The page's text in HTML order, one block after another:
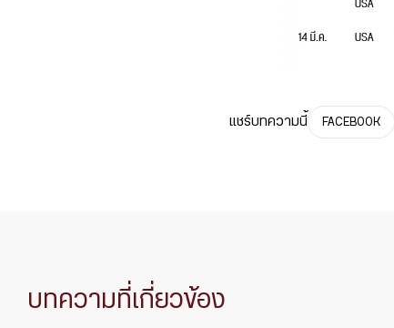
แชร์บทความนี้ FACEBOOK
บทความที่เกี่ยวข้อง